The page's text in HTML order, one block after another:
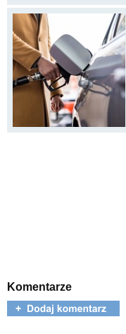
Komentarze